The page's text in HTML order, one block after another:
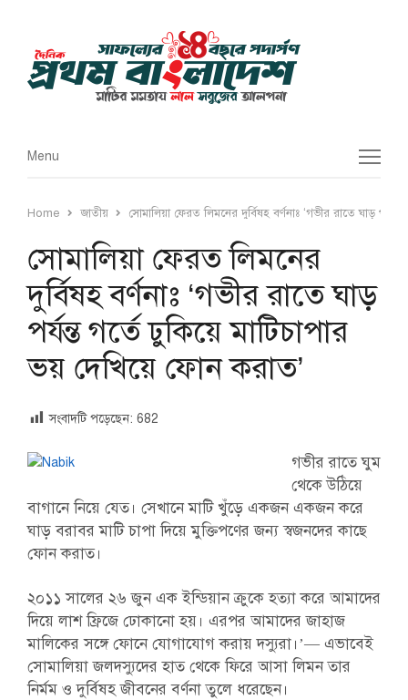
Menu
Menu
Home জাতীয় সোমালিয়া ফেরত লিমনের দুর্বিষহ বর্ণনাঃ ‘গভীর রাতে ঘাড়
সোমালিয়া ফেরত লিমনের
দুর্বিষহ বর্ণনাঃ ‘গভীর রাতে ঘাড়
পর্যন্ত গর্তে ঢুকিয়ে মাটিচাপার
ভয় দেখিয়ে ফোন করাত’
সংবাদটি পড়েছেন: 682
গভীর রাতে ঘুম
থেকে উঠিয়ে
বাগানে নিয়ে যেত। সেখানে মাটি খুঁড়ে একজন একজন করে
ঘাড় বরাবর মাটি চাপা দিয়ে মুক্তিপণের জন্য স্বজনদের কাছে
ফোন করাত।
২০১১ সালের ২৬ জুন এক ইন্ডিয়ান ক্রুকে হত্যা করে আমাদের
দিয়ে লাশ ফ্রিজে ঢোকানো হয়। এরপর আমাদের জাহাজ
মালিকের সঙ্গে ফোনে যোগাযোগ করায় দস্যুরা।’— এভাবেই
সোমালিয়া জলদস্যুদের হাত থেকে ফিরে আসা লিমন তার
নির্মম ও দুর্বিষহ জীবনের বর্ণনা তুলে ধরেছেন।